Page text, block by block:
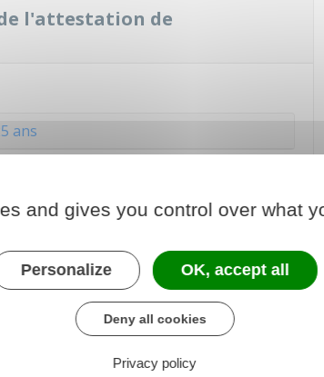
l'attestation de
ans
pour s'inscrire à un examen
que vous avez fait votre recensement
and gives you control over what
Personalize OK, accept all
Deny all cookies
Privacy policy